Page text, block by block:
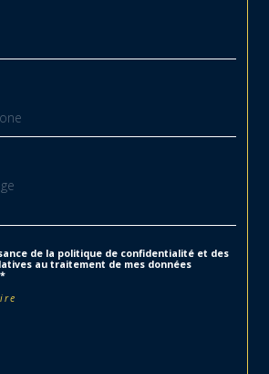
de la politique de confidentialité et des
au traitement de mes données